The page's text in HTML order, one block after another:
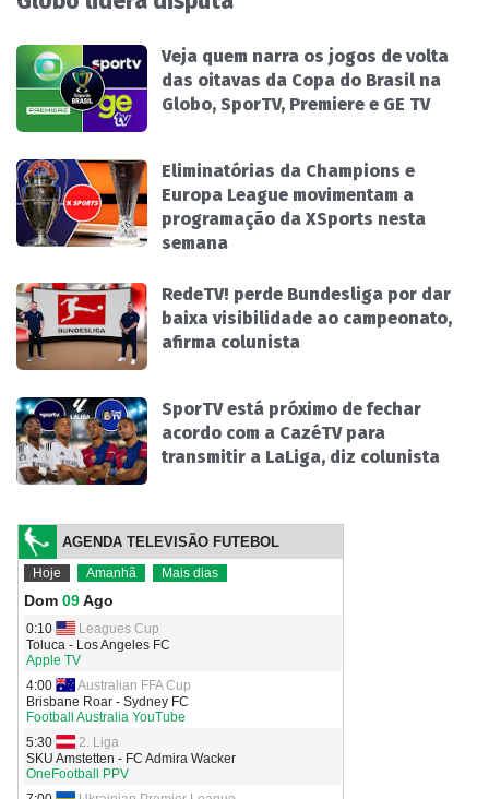
Veja quem narra os jogos de volta
das oitavas da Copa do Brasil na
Globo, SporTV, Premiere e GE TV
Eliminatórias da Champions e
Europa League movimentam a
programação da XSports nesta
semana
RedeTV! perde Bundesliga por dar
baixa visibilidade ao campeonato,
afirma colunista
SporTV está próximo de fechar
acordo com a CazéTV para
transmitir a LaLiga, diz colunista